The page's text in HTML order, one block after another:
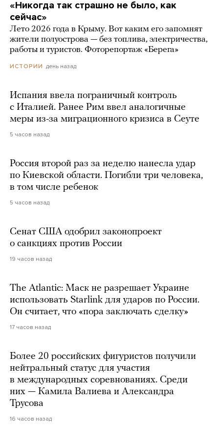
«Никогда так страшно не было, как
сейчас»
Лето 2026 года в Крыму. Вот каким его запомнят
жители полуострова — без топлива, электричества,
работы и туристов. Фоторепортаж «Берега»
ИСТОРИИ день назад
Испания ввела пограничный контроль
с Италией. Ранее Рим ввел аналогичные
меры из-за миграционного кризиса в Сеуте
5 часов назад
Россия второй раз за неделю нанесла удар
по Киевской области. Погибли три человека,
в том числе ребенок
5 часов назад
Сенат США одобрил законопроект
о санкциях против России
19 часов назад
The Atlantic: Маск не разрешает Украине
использовать Starlink для ударов по России.
Он считает, что «пора заключать сделку»
17 часов назад
Более 20 российских фигуристов получили
нейтральный статус для участия
в международных соревнованиях. Среди
них — Камила Валиева и Александра
Трусова
16 часов назад